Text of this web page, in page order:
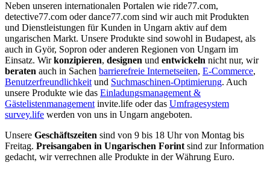
Neben unseren internationalen Portalen wie ride77.com,
detective77.com oder dance77.com sind wir auch mit Produkten
und Dienstleistungen für Kunden in Ungarn aktiv auf dem
ungarischen Markt. Unsere Produkte sind sowohl in Budapest, als
auch in Györ, Sopron oder anderen Regionen von Ungarn im
Einsatz. Wirkonzipieren, designen und entwickeln nicht nur, wir
beraten auch in Sachen barrierefreie Internetseiten, E-Commerce,
Benutzerfreundlichkeit und Suchmaschinen-Optimierung. Auch
unsere Produkte wie das Einladungsmanagement &
Gästelistenmanagement invite.life oder das Umfragesystem
survey.life werden von uns in Ungarn angeboten.
Unsere Geschäftszeiten sind von 9 bis 18 Uhr von Montag bis
Freitag. Preisangaben in Ungarischen Forint sind zur Information
gedacht, wir verrechnen alle Produkte in der Währung Euro.